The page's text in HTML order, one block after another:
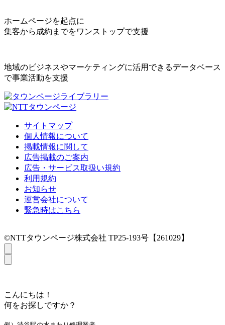
ホームページを起点に
集客から成約までをワンストップで支援
地域のビジネスやマーケティングに活用できるデータベース
で事業活動を支援
サイトマップ
個人情報について
掲載情報に関して
広告掲載のご案内
広告・サービス取扱い規約
利用規約
お知らせ
運営会社について
緊急時はこちら
©NTTタウンページ株式会社 TP25-193号【261029】
こんにちは！
何をお探しですか？